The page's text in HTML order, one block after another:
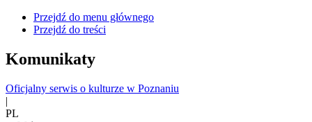
Przejdź do menu głównego
Przejdź do treści
Komunikaty
Oficjalny serwis o kulturze w Poznaniu
|
PL